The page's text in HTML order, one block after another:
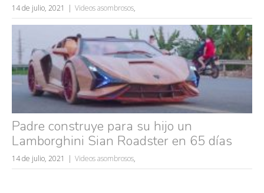
14 de julio, 2021 Videos asombrosos,
Padre construye para su hijo un
Lamborghini Sian Roadster en 65 días
14 de julio, 2021 Videos asombrosos,